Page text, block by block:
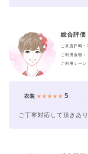
総合評価
ご来店日時
ご利用金額
ご利用シー
衣装★★★★★ 5
ご丁寧対応して頂きあ